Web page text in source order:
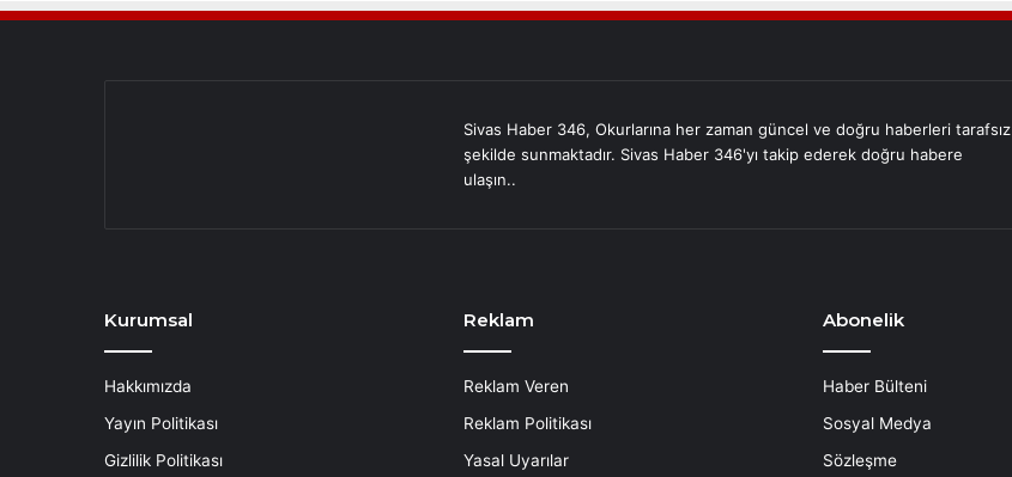
Sivas Haber 346, Okurlarına her zaman güncel ve doğru haberleri tarafsız
şekilde sunmaktadır. Sivas Haber 346'yı takip ederek doğru habere
ulaşın..
Kurumsal
Hakkımızda
Yayın Politikası
Gizlilik Politikası
Reklam
Reklam Veren
Reklam Politikası
Yasal Uyarılar
Abonelik
Haber Bülteni
Sosyal Medya
Sözleşme